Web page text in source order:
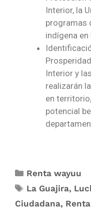
Interior, la
programas
indígena
Interior y
realizarán
en
potencial
Renta wayuu
La Guajira,
Ciudadana,